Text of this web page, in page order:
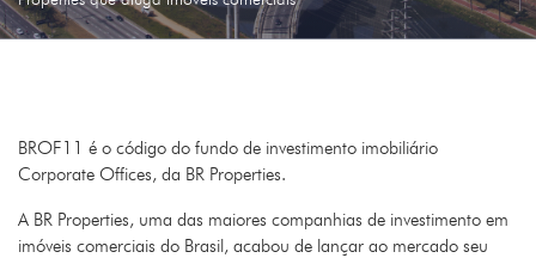
BROF11 é o código do fundo de investimento imobiliário
Corporate Offices, da BR Properties.
A BR Properties, uma das maiores companhias de investimento em
imóveis comerciais do Brasil, acabou de lançar ao mercado seu